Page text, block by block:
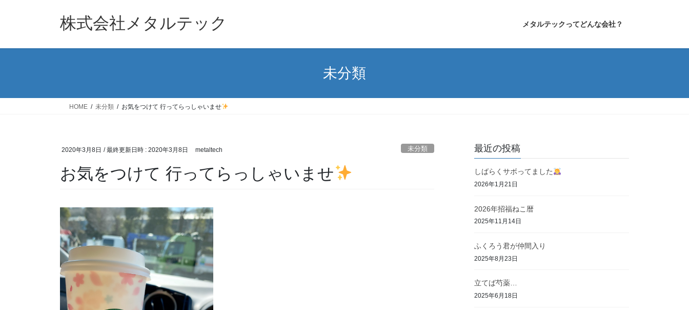
株式会社メタルテック メタルテックってどんな会社？
未分類
HOME 未分類 お気をつけて 行ってらっしゃいませ
2020年3月8日 / 最終更新日時 : 2020年3月8日 metaltech 未分類
お気をつけて 行ってらっしゃいませ
最近の投稿
しばらくサボってました
2026年1月21日
2026年招福ねこ暦
2025年11月14日
ふくろう君が仲間入り
2025年8月23日
立てば芍薬…
2025年6月18日